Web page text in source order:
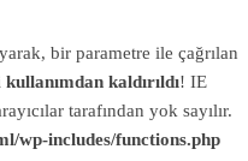
bir parametre ile çağrılan
kullanımdan kaldırıldı! IE
tarafından yok sayılır.
wp-includes/functions.php